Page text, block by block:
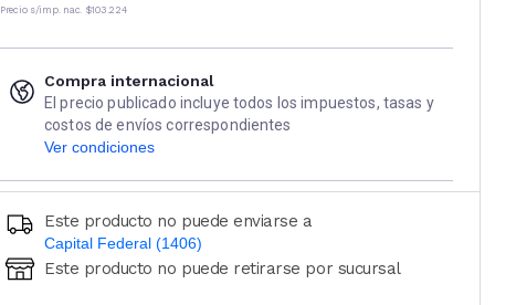
Precio s/imp. nac. $103.224
Compra internacional
El precio publicado incluye todos los impuestos, tasas y
costos de envíos correspondientes
Ver condiciones
Este producto no puede enviarse a
Capital Federal (1406)
Ingresá código postal (sólo números)
Este producto no puede retirarse por sucursal